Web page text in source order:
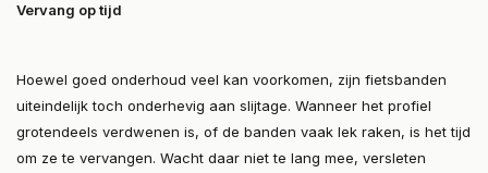
Vervang op tijd
Hoewel goed onderhoud veel kan voorkomen, zijn fietsbanden
uiteindelijk toch onderhevig aan slijtage. Wanneer het profiel
grotendeels verdwenen is, of de banden vaak lek raken, is het tijd
om ze te vervangen. Wacht daar niet te lang mee, versleten